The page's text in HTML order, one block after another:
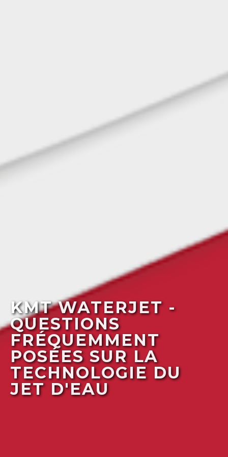
KMT WATERJET -
QUESTIONS
FRÉQUEMMENT
POSÉES SUR LA
TECHNOLOGIE DU
JET D'EAU